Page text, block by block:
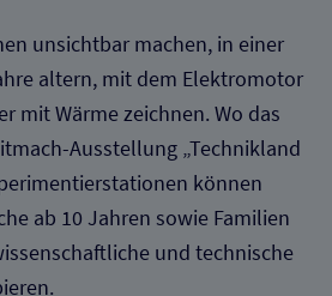
unsichtbar machen, in einer
altern, mit dem Elektromotor
mit Wärme zeichnen. Wo das
Ausstellung „Technikland
können
ab 10 Jahren sowie Familien
und technische